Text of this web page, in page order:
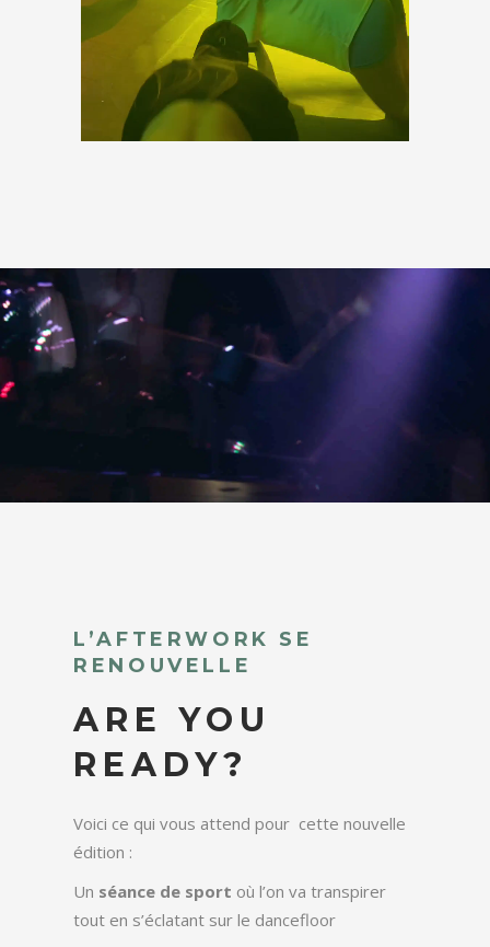
L’AFTERWORK SE
RENOUVELLE
ARE YOU
READY?
Voici ce qui vous attend pour cette nouvelle
édition :
Un séance de sport où l’on va transpirer
tout en s’éclatant sur le dancefloor